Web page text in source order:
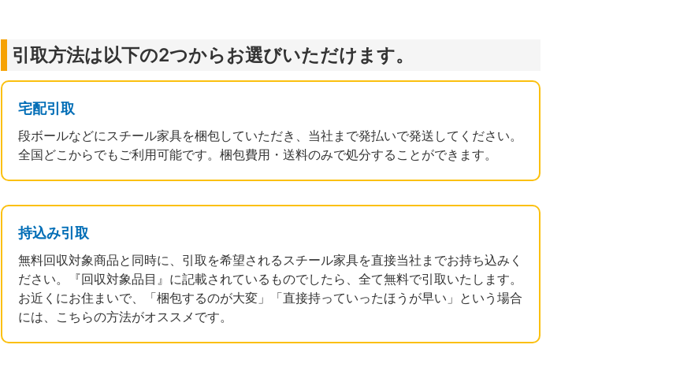
引取方法は以下の2つからお選びいただけます。
宅配引取
段ボールなどにスチール家具を梱包していただき、当社まで発払いで発送してください。
全国どこからでもご利用可能です。梱包費用・送料のみで処分することができます。
持込み引取
無料回収対象商品と同時に、引取を希望されるスチール家具を直接当社までお持ち込みく
ださい。『回収対象品目』に記載されているものでしたら、全て無料で引取いたします。
お近くにお住まいで、「梱包するのが大変」「直接持っていったほうが早い」という場合
には、こちらの方法がオススメです。